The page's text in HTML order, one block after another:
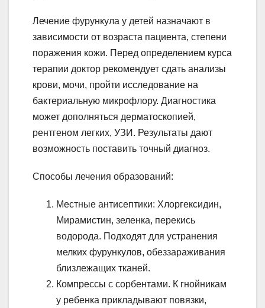
Лечение фурункула у детей назначают в
зависимости от возраста пациента, степени
поражения кожи. Перед определением курса
терапии доктор рекомендует сдать анализы
крови, мочи, пройти исследование на
бактериальную микрофлору. Диагностика
может дополняться дерматоскопией,
рентгеном легких, УЗИ. Результаты дают
возможность поставить точный диагноз.
Способы лечения образований:
Местные антисептики: Хлоргексидин,
Мирамистин, зеленка, перекись
водорода. Подходят для устранения
мелких фурункулов, обеззараживания
близлежащих тканей.
Компрессы с сорбентами. К гнойникам
у ребенка прикладывают повязки,